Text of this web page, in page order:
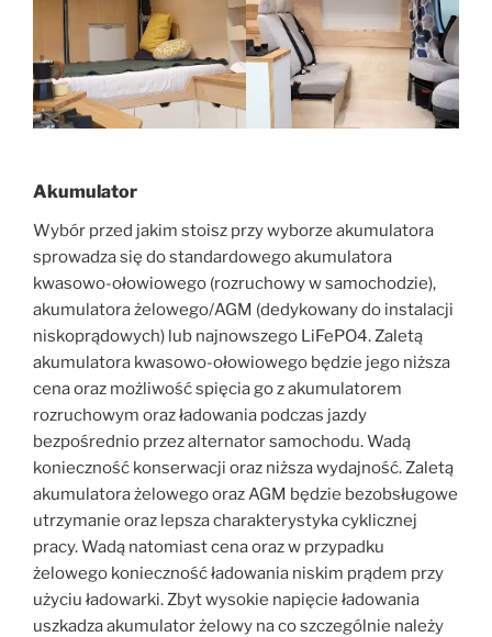
Akumulator
Wybór przed jakim stoisz przy wyborze akumulatora
sprowadza się do standardowego akumulatora
kwasowo-ołowiowego (rozruchowy w samochodzie),
akumulatora żelowego/AGM (dedykowany do instalacji
niskoprądowych) lub najnowszego LiFePO4. Zaletą
akumulatora kwasowo-ołowiowego będzie jego niższa
cena oraz możliwość spięcia go z akumulatorem
rozruchowym oraz ładowania podczas jazdy
bezpośrednio przez alternator samochodu. Wadą
konieczność konserwacji oraz niższa wydajność. Zaletą
akumulatora żelowego oraz AGM będzie bezobsługowe
utrzymanie oraz lepsza charakterystyka cyklicznej
pracy. Wadą natomiast cena oraz w przypadku
żelowego konieczność ładowania niskim prądem przy
użyciu ładowarki. Zbyt wysokie napięcie ładowania
uszkadza akumulator żelowy na co szczególnie należy